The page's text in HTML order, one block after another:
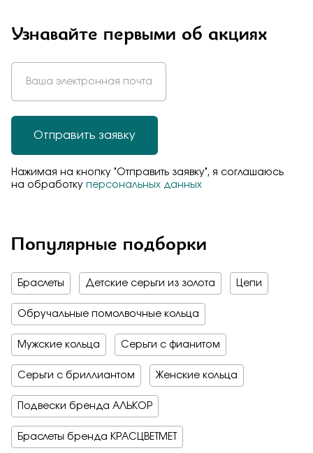
Узнавайте первыми об акциях
Отправить заявку
Нажимая на кнопку "Отправить заявку", я соглашаюсь
на обработку персональных данных
Популярные подборки
Браслеты Детские серьги из золота Цепи
Обручальные помолвочные кольца
Мужские кольца Серьги с фианитом
Серьги с бриллиантом Женские кольца
Подвески бренда АЛЬКОР
Браслеты бренда КРАСЦВЕТМЕТ